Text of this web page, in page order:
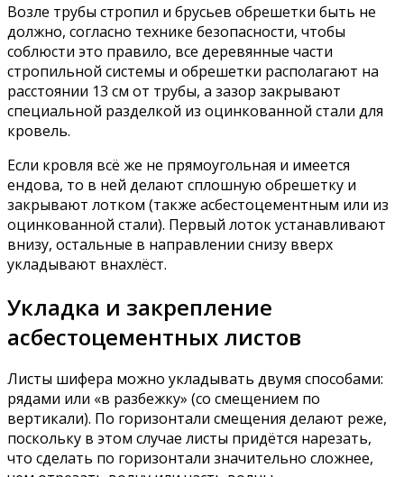
Возле трубы стропил и брусьев обрешетки быть не
должно, согласно технике безопасности, чтобы
соблюсти это правило, все деревянные части
стропильной системы и обрешетки располагают на
расстоянии 13 см от трубы, а зазор закрывают
специальной разделкой из оцинкованной стали для
кровель.
Если кровля всё же не прямоугольная и имеется
ендова, то в ней делают сплошную обрешетку и
закрывают лотком (также асбестоцементным или из
оцинкованной стали). Первый лоток устанавливают
внизу, остальные в направлении снизу вверх
укладывают внахлёст.
Укладка и закрепление
асбестоцементных листов
Листы шифера можно укладывать двумя способами:
рядами или «в разбежку» (со смещением по
вертикали). По горизонтали смещения делают реже,
поскольку в этом случае листы придётся нарезать,
что сделать по горизонтали значительно сложнее,